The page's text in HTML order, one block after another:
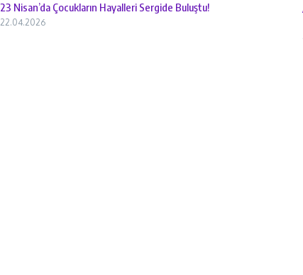
23 Nisan’da Çocukların Hayalleri Sergide Buluştu!
22.04.2026